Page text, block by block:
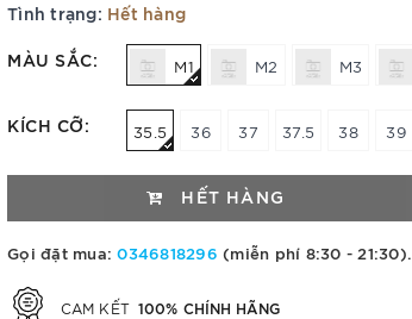
Tình trạng: Hết hàng
MÀU SẮC: M1 M2 M3
KÍCH CỠ: 35.5 36 37 37.5 38 39
HẾT HÀNG
Gọi đặt mua:0346818296 (miễn phí 8:30 - 21:30).
CAM KẾT 100% CHÍNH HÃNG